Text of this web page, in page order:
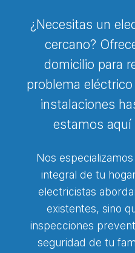
¿Necesitas un
cercano?
domicilio para
problema
instalaciones
estamos aquí
Nos
integral de tu
electricistas
existentes, sino
inspecciones
seguridad de tu